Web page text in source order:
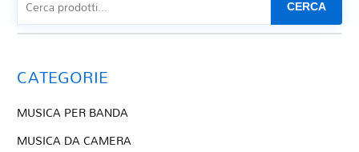
CERCA
CATEGORIE
MUSICA PER BANDA
MUSICA DA CAMERA